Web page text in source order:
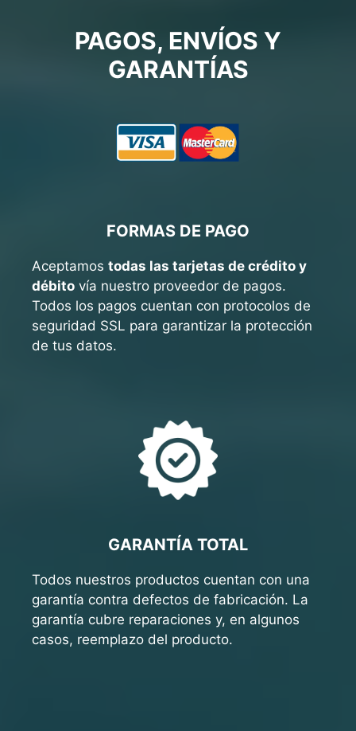
PAGOS, ENVÍOS Y
GARANTÍAS
FORMAS DE PAGO
Aceptamos todas las tarjetas de crédito y
débito vía nuestro proveedor de pagos.
Todos los pagos cuentan con protocolos de
seguridad SSL para garantizar la protección
de tus datos.
GARANTÍA TOTAL
Todos nuestros productos cuentan con una
garantía contra defectos de fabricación. La
garantía cubre reparaciones y, en algunos
casos, reemplazo del producto.